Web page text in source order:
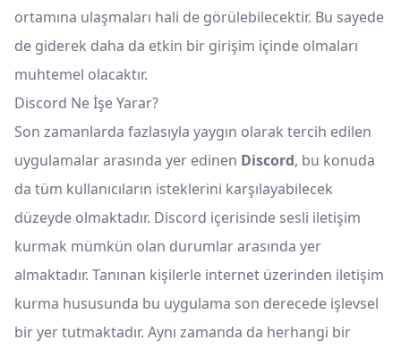
ortamına ulaşmaları hali de görülebilecektir. Bu sayede
de giderek daha da etkin bir girişim içinde olmaları
muhtemel olacaktır.
Discord Ne İşe Yarar?
Son zamanlarda fazlasıyla yaygın olarak tercih edilen
uygulamalar arasında yer edinen Discord, bu konuda
da tüm kullanıcıların isteklerini karşılayabilecek
düzeyde olmaktadır. Discord içerisinde sesli iletişim
kurmak mümkün olan durumlar arasında yer
almaktadır. Tanınan kişilerle internet üzerinden iletişim
kurma hususunda bu uygulama son derecede işlevsel
bir yer tutmaktadır. Aynı zamanda da herhangi bir